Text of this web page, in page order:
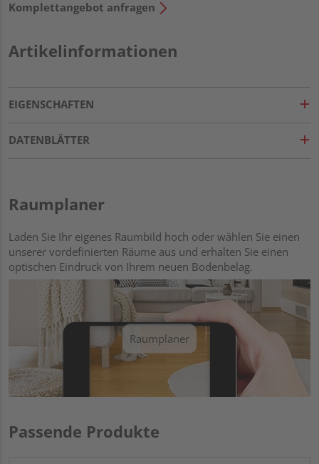
Komplettangebot anfragen
Artikelinformationen
EIGENSCHAFTEN
DATENBLÄTTER
Raumplaner
Laden Sie Ihr eigenes Raumbild hoch oder wählen Sie einen
unserer vordefinierten Räume aus und erhalten Sie einen
optischen Eindruck von Ihrem neuen Bodenbelag.
Raumplaner
Passende Produkte